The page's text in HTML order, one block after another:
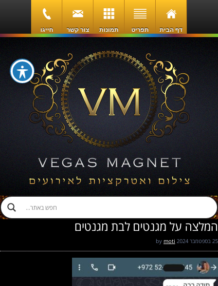
דף הבית תפריט תמונות צור קשר חייגו
המלצה על מגנטים לבת מגנטים
25 בספטמבר 2024 moti